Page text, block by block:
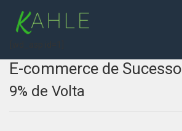
E-commerce de Sucesso
9% de Volta